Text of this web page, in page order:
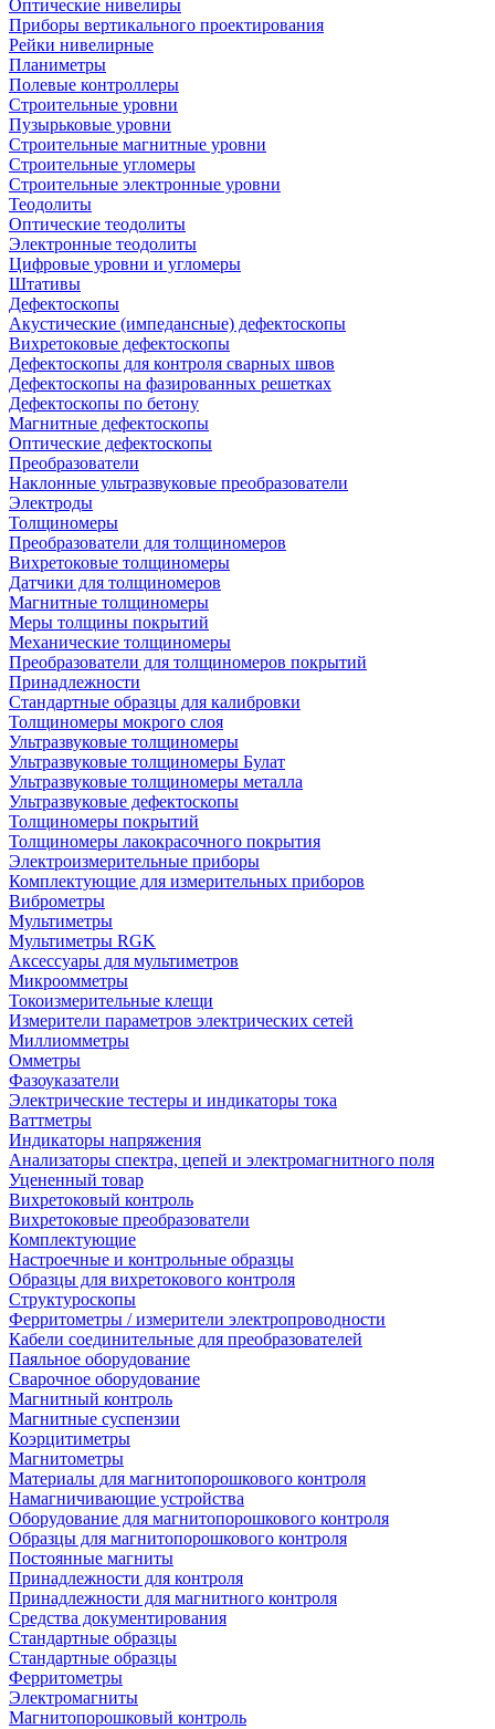
Оптические нивелиры
Приборы вертикального проектирования
Рейки нивелирные
Планиметры
Полевые контроллеры
Строительные уровни
Пузырьковые уровни
Строительные магнитные уровни
Строительные угломеры
Строительные электронные уровни
Теодолиты
Оптические теодолиты
Электронные теодолиты
Цифровые уровни и угломеры
Штативы
Дефектоскопы
Акустические (импедансные) дефектоскопы
Вихретоковые дефектоскопы
Дефектоскопы для контроля сварных швов
Дефектоскопы на фазированных решетках
Дефектоскопы по бетону
Магнитные дефектоскопы
Оптические дефектоскопы
Преобразователи
Наклонные ультразвуковые преобразователи
Электроды
Толщиномеры
Преобразователи для толщиномеров
Вихретоковые толщиномеры
Датчики для толщиномеров
Магнитные толщиномеры
Меры толщины покрытий
Механические толщиномеры
Преобразователи для толщиномеров покрытий
Принадлежности
Стандартные образцы для калибровки
Толщиномеры мокрого слоя
Ультразвуковые толщиномеры
Ультразвуковые толщиномеры Булат
Ультразвуковые толщиномеры металла
Ультразвуковые дефектоскопы
Толщиномеры покрытий
Толщиномеры лакокрасочного покрытия
Электроизмерительные приборы
Комплектующие для измерительных приборов
Виброметры
Мультиметры
Мультиметры RGK
Аксессуары для мультиметров
Микроомметры
Токоизмерительные клещи
Измерители параметров электрических сетей
Миллиомметры
Омметры
Фазоуказатели
Электрические тестеры и индикаторы тока
Ваттметры
Индикаторы напряжения
Анализаторы спектра, цепей и электромагнитного поля
Уцененный товар
Вихретоковый контроль
Вихретоковые преобразователи
Комплектующие
Настроечные и контрольные образцы
Образцы для вихретокового контроля
Структуроскопы
Ферритометры / измерители электропроводности
Кабели соединительные для преобразователей
Паяльное оборудование
Сварочное оборудование
Магнитный контроль
Магнитные суспензии
Коэрцитиметры
Магнитометры
Материалы для магнитопорошкового контроля
Намагничивающие устройства
Оборудование для магнитопорошкового контроля
Образцы для магнитопорошкового контроля
Постоянные магниты
Принадлежности для контроля
Принадлежности для магнитного контроля
Средства документирования
Стандартные образцы
Стандартные образцы
Ферритометры
Электромагниты
Магнитопорошковый контроль